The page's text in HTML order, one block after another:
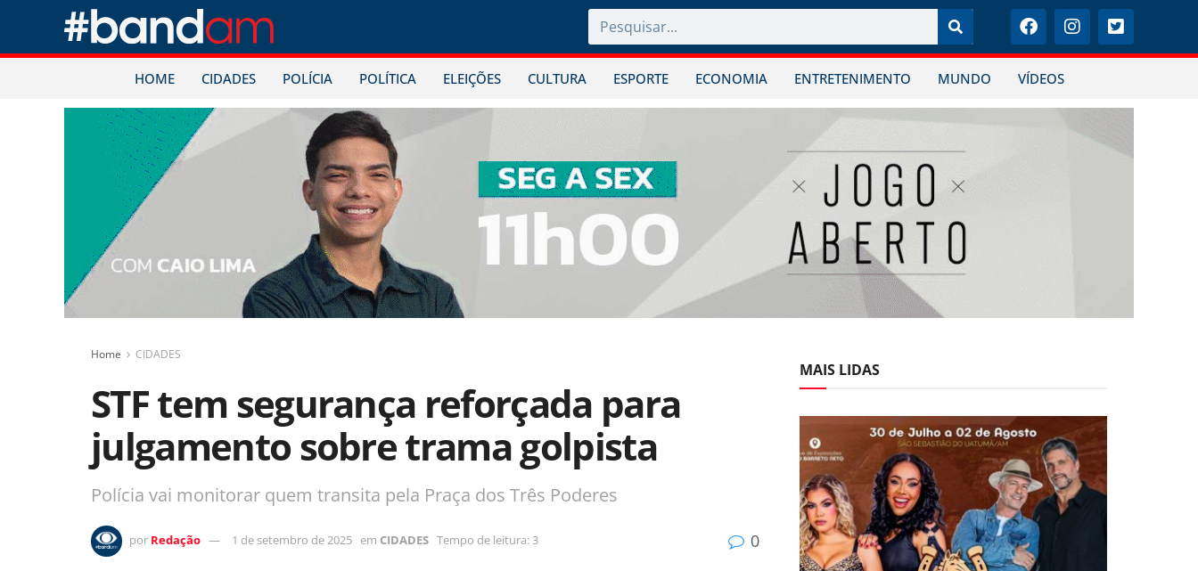
HOME CIDADES POLÍCIA POLÍTICA ELEIÇÕES CULTURA ESPORTE ECONOMIA ENTRETENIMENTO MUNDO VÍDEOS
Home CIDADES
STF tem segurança reforçada para
julgamento sobre trama golpista
Polícia vai monitorar quem transita pela Praça dos Três Poderes
por Redação 1 de setembro de 2025 em CIDADES Tempo de leitura: 3 0
MAIS LIDAS